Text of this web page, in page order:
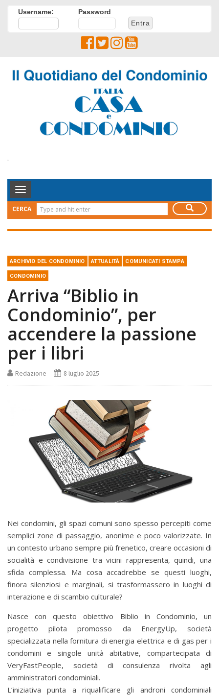
Username: Password
.
Toggle
Navigation
CERCA
ARCHIVIO DEL CONDOMINIO ATTUALITÀ COMUNICATI STAMPA
CONDOMINIO
Arriva “Biblio in
Condominio”, per
accendere la passione
per i libri
Redazione 8 luglio 2025
Nei condomini, gli spazi comuni sono spesso percepiti come
semplici zone di passaggio, anonime e poco valorizzate. In
un contesto urbano sempre più frenetico, creare occasioni di
socialità e condivisione tra vicini rappresenta, quindi, una
sfida complessa. Ma cosa accadrebbe se questi luoghi,
finora silenziosi e marginali, si trasformassero in luoghi di
interazione e di scambio culturale?
Nasce con questo obiettivo Biblio in Condominio, un
progetto pilota promosso da EnergyUp, società
specializzata nella fornitura di energia elettrica e di gas per i
condomini e singole unità abitative, compartecipata di
VeryFastPeople, società di consulenza rivolta agli
amministratori condominiali.
L’iniziativa punta a riqualificare gli androni condominiali